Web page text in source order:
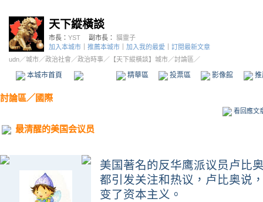
天下縱橫談
市長： YST 副市長： 貓靈子
加入本城市
推薦本城市 加入我的最愛
訂閱最新文章
udn／城市／政治社會 ／政治時事／ 【天下縱橫談】城市／討論區／
本城市首頁 精華區 投票區 影像館
討論區／ 國際
看回應文
最清醒的美国会议员
美国著名的反华鹰派议员卢比
都引发关注和热议，卢比奥说
变了资本主义。